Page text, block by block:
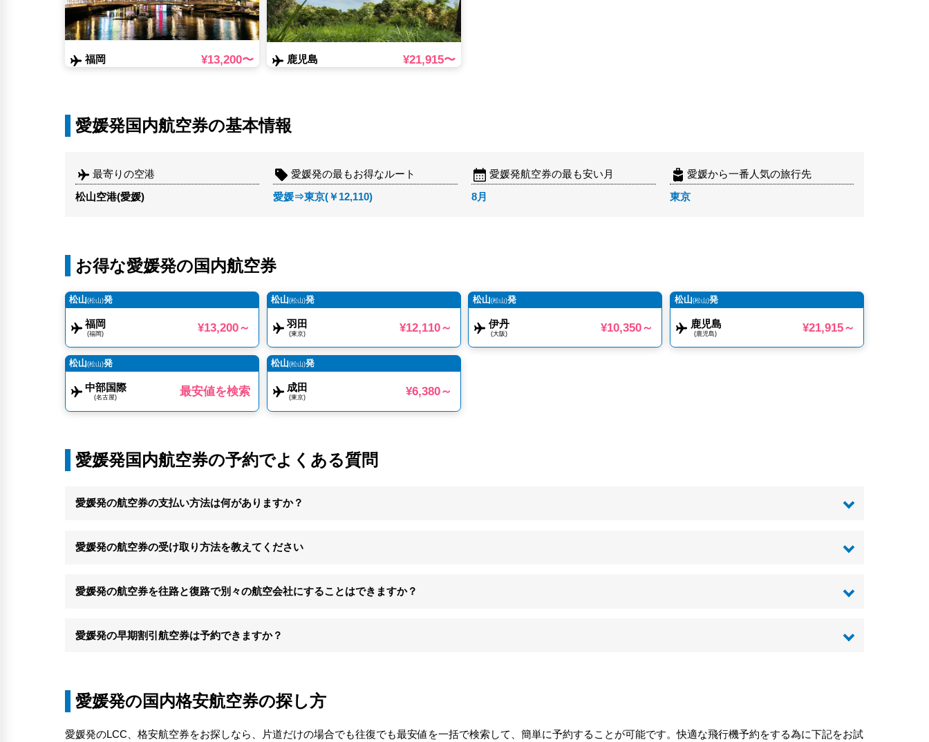
福岡 ¥13,200〜 鹿児島 ¥21,915〜
愛媛発国内航空券の基本情報
最寄りの空港
松山空港(愛媛)
愛媛発の最もお得なルート
愛媛⇒東京(￥12,110)
愛媛発航空券の最も安い月
8月
愛媛から一番人気の旅行先
東京
お得な愛媛発の国内航空券
松山(松山)発
福岡
(福岡) ¥13,200～
松山(松山)発
羽田
(東京) ¥12,110～
松山(松山)発
伊丹
(大阪) ¥10,350～
松山(松山)発
鹿児島
(鹿児島) ¥21,915～
松山(松山)発
中部国際
(名古屋) 最安値を検索
松山(松山)発
成田
(東京) ¥6,380～
愛媛発国内航空券の予約でよくある質問
愛媛発の航空券の支払い方法は何がありますか？
愛媛発の航空券の受け取り方法を教えてください
愛媛発の航空券を往路と復路で別々の航空会社にすることはできますか？
愛媛発の早期割引航空券は予約できますか？
愛媛発の国内格安航空券の探し方
愛媛発のLCC、格安航空券をお探しなら、片道だけの場合でも往復でも最安値を一括で検索して、簡単に予約することが可能です。快適な飛行機予約をする為に下記をお試